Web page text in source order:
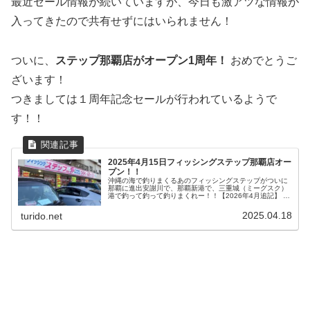
入ってきたので共有せずにはいられません！
ついに、 ステップ那覇店がオープン1周年！
おめでとうご
ざいます！
つきましては１周年記念セールが行われているようで
す！！
2025年4月15日フィッシングステップ那覇店オー
プン！！
沖縄の海で釣りまくるあのフィッシングステップがついに
那覇に進出安謝川で、那覇新港で、三重城（ミーグスク）
港で釣って釣って釣りまくれー！！【2026年4月追記】 オ
turido.net 2025.04.18